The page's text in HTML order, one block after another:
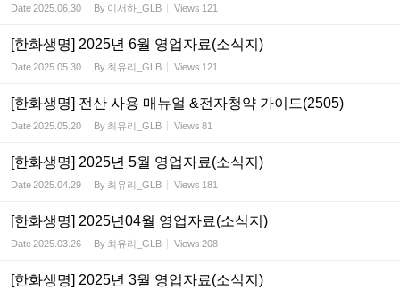
Date2025.06.30 By 이서하_GLB Views 121
[한화생명] 2025년 6월 영업자료(소식지)
Date2025.05.30 By 최유리_GLB Views 121
[한화생명] 전산 사용 매뉴얼 &전자청약 가이드(2505)
Date2025.05.20 By 최유리_GLB Views 81
[한화생명] 2025년 5월 영업자료(소식지)
Date2025.04.29 By 최유리_GLB Views 181
[한화생명] 2025년04월 영업자료(소식지)
Date2025.03.26 By 최유리_GLB Views 208
[한화생명] 2025년 3월 영업자료(소식지)